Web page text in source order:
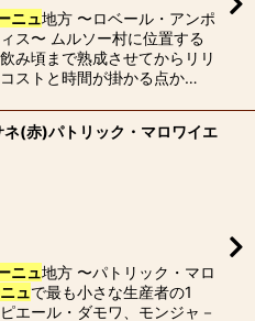
ニュ地方 〜ロベール・アンポ
ス〜 ムルソー村に位置する
み頃まで熟成させてからリリ
ストと時間が掛かる点か…
ネ(赤)パトリック・マロワイエ
ニュ地方 〜パトリック・マロ
ュで最も小さな生産者の1
エール・ダモワ、モンジャ－